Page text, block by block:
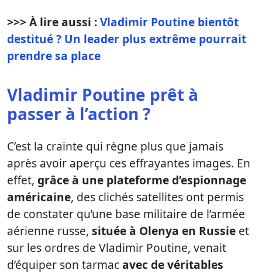
>>> À lire aussi :Vladimir Poutine bientôt
destitué ? Un leader plus extrême pourrait
prendre sa place
Vladimir Poutine prêt à
passer à l’action ?
C’est la crainte qui règne plus que jamais
après avoir aperçu ces effrayantes images. En
effet, grâce à une plateforme d’espionnage
américaine, des clichés satellites ont permis
de constater qu’une base militaire de l’armée
aérienne russe, située à Olenya en Russie et
sur les ordres de Vladimir Poutine, venait
d’équiper son tarmacavec de véritables